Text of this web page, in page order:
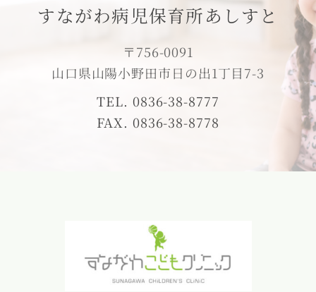
すながわ病児保育所あしすと
〒756-0091
山口県山陽小野田市日の出1丁目7-3
TEL. 0836-38-8777
FAX. 0836-38-8778